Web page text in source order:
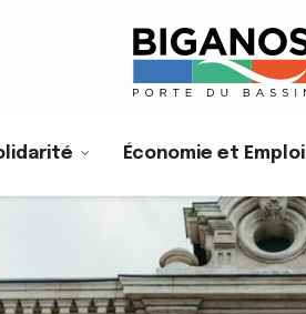
Économie et Emploi